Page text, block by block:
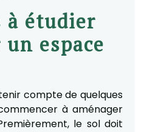
à étudier
espace
compte de quelques
à aménager
le sol doit